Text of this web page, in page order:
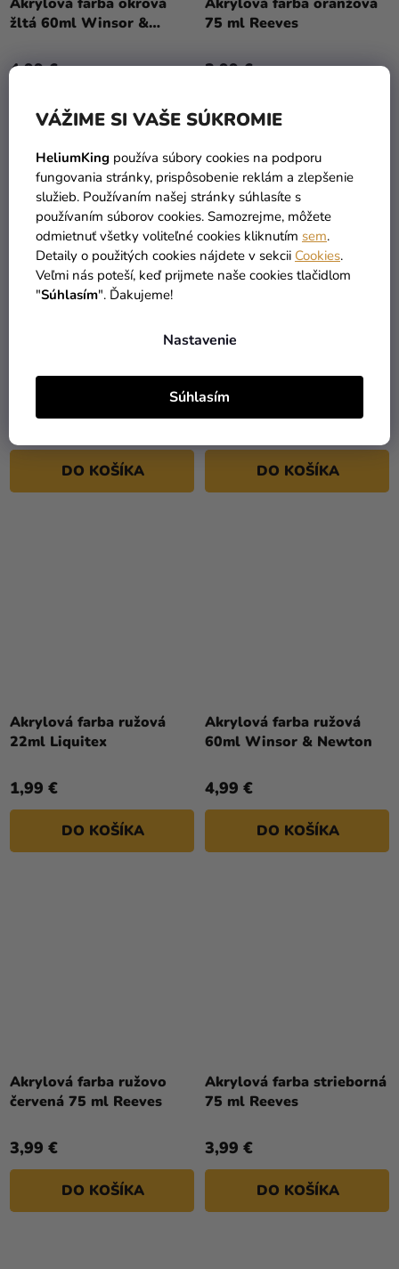
VÁŽIME SI VAŠE SÚKROMIE
HeliumKing používa súbory cookies na podporu
fungovania stránky, prispôsobenie reklám a zlepšenie
služieb. Používaním našej stránky súhlasíte s
používaním súborov cookies. Samozrejme, môžete
odmietnuť všetky voliteľné cookies kliknutím sem.
Detaily o použitých cookies nájdete v sekcii Cookies.
Veľmi nás poteší, keď prijmete naše cookies tlačidlom
"Súhlasím". Ďakujeme!
Nastavenie
Súhlasím
žltá 60ml Winsor &
4,99 €
DO KOŠÍKA
75 ml Reeves
3,99 €
DO KOŠÍKA
modrá 75 ml Reeves
DO KOŠÍKA
120ml Winsor & Newton
DO KOŠÍKA
Akrylová farba ružová
22ml Liquitex
1,99 €
DO KOŠÍKA
Akrylová farba ružová
60ml Winsor & Newton
4,99 €
DO KOŠÍKA
Akrylová farba ružovo
červená 75 ml Reeves
3,99 €
DO KOŠÍKA
Akrylová farba strieborná
75 ml Reeves
3,99 €
DO KOŠÍKA